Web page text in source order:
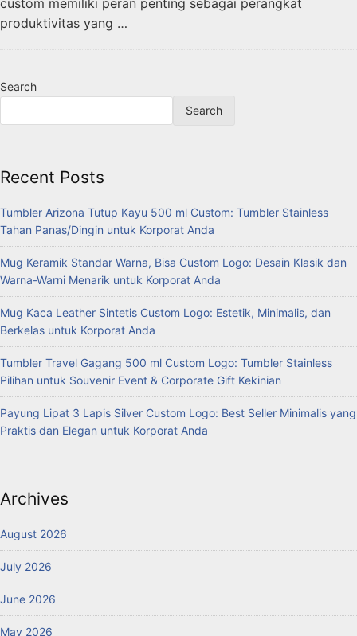
custom memiliki peran penting sebagai perangkat
produktivitas yang …
Search
Search
Recent Posts
Tumbler Arizona Tutup Kayu 500 ml Custom: Tumbler Stainless
Tahan Panas/Dingin untuk Korporat Anda
Mug Keramik Standar Warna, Bisa Custom Logo: Desain Klasik dan
Warna-Warni Menarik untuk Korporat Anda
Mug Kaca Leather Sintetis Custom Logo: Estetik, Minimalis, dan
Berkelas untuk Korporat Anda
Tumbler Travel Gagang 500 ml Custom Logo: Tumbler Stainless
Pilihan untuk Souvenir Event & Corporate Gift Kekinian
Payung Lipat 3 Lapis Silver Custom Logo: Best Seller Minimalis yang
Praktis dan Elegan untuk Korporat Anda
Archives
August 2026
July 2026
June 2026
May 2026